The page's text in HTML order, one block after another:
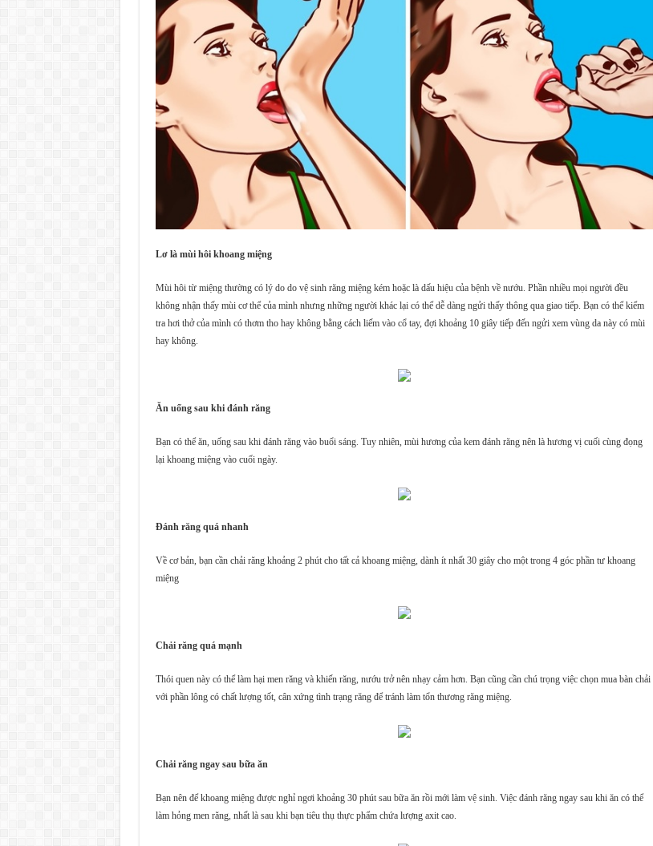
Lơ là mùi hôi khoang miệng
Mùi hôi từ miệng thường có lý do do vệ sinh răng miệng kém hoặc là dấu hiệu của bệnh về nướu. Phần nhiều mọi người đều
không nhận thấy mùi cơ thể của mình nhưng những người khác lại có thể dễ dàng ngửi thấy thông qua giao tiếp. Bạn có thể kiểm
tra hơi thở của mình có thơm tho hay không bằng cách liếm vào cổ tay, đợi khoảng 10 giây tiếp đến ngửi xem vùng da này có mùi
hay không.
Ăn uống sau khi đánh răng
Bạn có thể ăn, uống sau khi đánh răng vào buổi sáng. Tuy nhiên, mùi hương của kem đánh răng nên là hương vị cuối cùng đọng
lại khoang miệng vào cuối ngày.
Đánh răng quá nhanh
Về cơ bản, bạn cần chải răng khoảng 2 phút cho tất cả khoang miệng, dành ít nhất 30 giây cho một trong 4 góc phần tư khoang
miệng
Chải răng quá mạnh
Thói quen này có thể làm hại men răng và khiến răng, nướu trở nên nhạy cảm hơn. Bạn cũng cần chú trọng việc chọn mua bàn chải
với phần lông có chất lượng tốt, cân xứng tình trạng răng để tránh làm tổn thương răng miệng.
Chải răng ngay sau bữa ăn
Bạn nên để khoang miệng được nghỉ ngơi khoảng 30 phút sau bữa ăn rồi mới làm vệ sinh. Việc đánh răng ngay sau khi ăn có thể
làm hỏng men răng, nhất là sau khi bạn tiêu thụ thực phẩm chứa lượng axit cao.